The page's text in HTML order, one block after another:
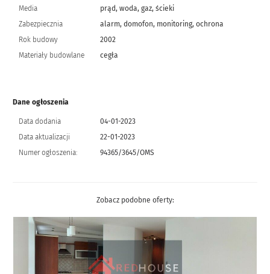
Media
prąd, woda, gaz, ścieki
Zabezpiecznia
alarm, domofon, monitoring, ochrona
Rok budowy
2002
Materiały budowlane
cegła
Dane ogłoszenia
Data dodania
04-01-2023
Data aktualizacji
22-01-2023
Numer ogłoszenia:
94365/3645/OMS
Zobacz podobne oferty: